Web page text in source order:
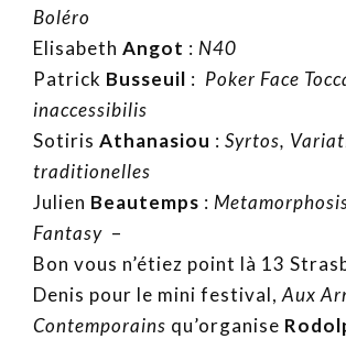
Boléro
Elisabeth Angot : N40
Patrick Busseuil : Poker Face
inaccessibilis
Sotiris Athanasiou : Syrtos,
traditionelles
Julien Beautemps :
Fantasy –
Bon vous n’étiez point là 13
Denis pour le mini festival,Aux
Contemporains qu’organise